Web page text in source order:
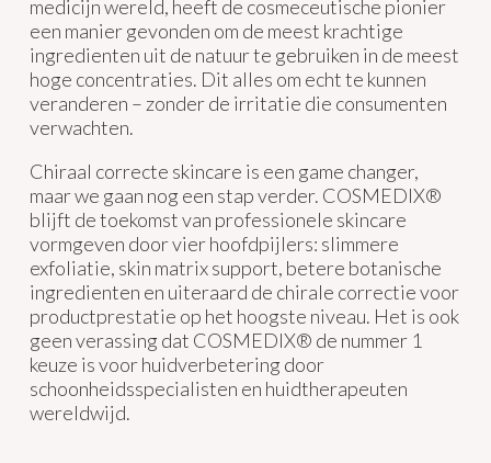
medicijn wereld, heeft de cosmeceutische pionier
een manier gevonden om de meest krachtige
ingredienten uit de natuur te gebruiken in de meest
hoge concentraties. Dit alles om echt te kunnen
veranderen – zonder de irritatie die consumenten
verwachten.
Chiraal correcte skincare is een game changer,
maar we gaan nog een stap verder. COSMEDIX®
blijft de toekomst van professionele skincare
vormgeven door vier hoofdpijlers: slimmere
exfoliatie, skin matrix support, betere botanische
ingredienten en uiteraard de chirale correctie voor
productprestatie op het hoogste niveau. Het is ook
geen verassing dat COSMEDIX® de nummer 1
keuze is voor huidverbetering door
schoonheidsspecialisten en huidtherapeuten
wereldwijd.